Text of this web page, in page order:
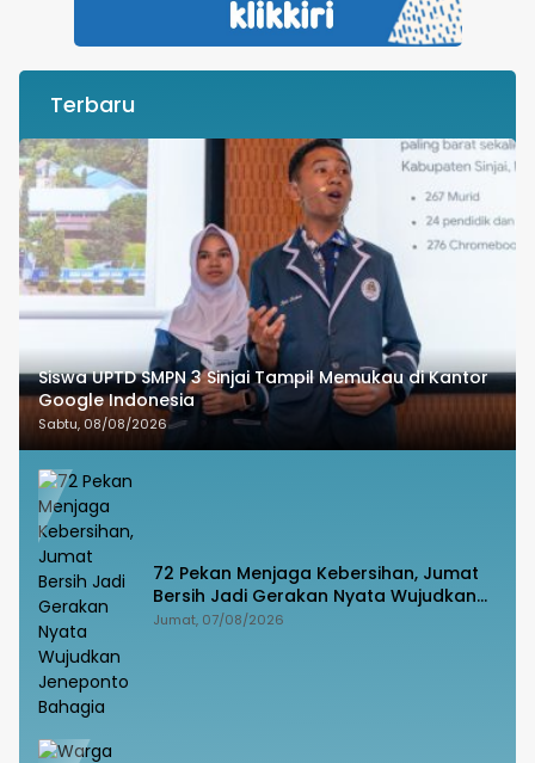
Terbaru
Siswa UPTD SMPN 3 Sinjai Tampil Memukau di Kantor
Google Indonesia
Sabtu, 08/08/2026
72 Pekan Menjaga Kebersihan, Jumat
Bersih Jadi Gerakan Nyata Wujudkan
Jeneponto Bahagia
Jumat, 07/08/2026